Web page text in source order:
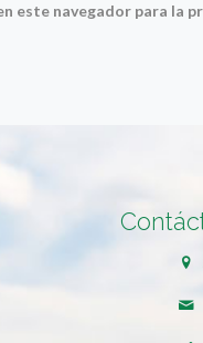
este navegador para la